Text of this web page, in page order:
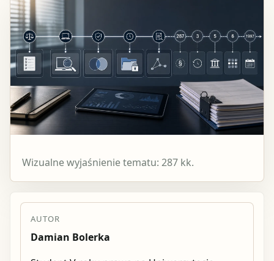
Wizualne wyjaśnienie tematu: 287 kk.
AUTOR
Damian Bolerka